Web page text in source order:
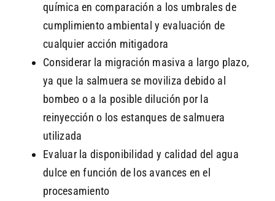
química en comparación a los umbrales de
cumplimiento ambiental y evaluación de
cualquier acción mitigadora
Considerar la migración masiva a largo plazo,
ya que la salmuera se moviliza debido al
bombeo o a la posible dilución por la
reinyección o los estanques de salmuera
utilizada
Evaluar la disponibilidad y calidad del agua
dulce en función de los avances en el
procesamiento